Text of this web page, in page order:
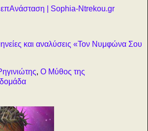
| Sophia-Ntrekou.gr
και αναλύσεις «Τον Νυμφώνα Σου
, Ο Μύθος της